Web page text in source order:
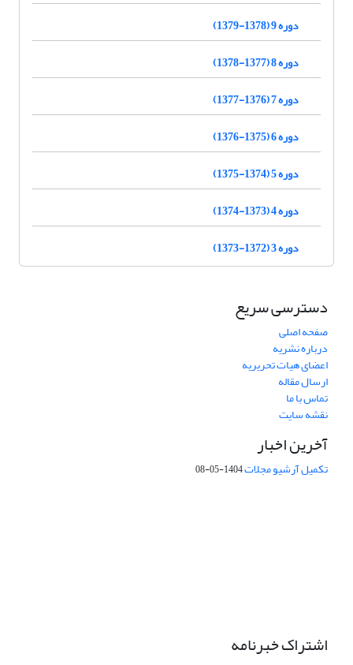
دوره 9 (1378-1379)
دوره 8 (1377-1378)
دوره 7 (1376-1377)
دوره 6 (1375-1376)
دوره 5 (1374-1375)
دوره 4 (1373-1374)
دوره 3 (1372-1373)
دسترسی سریع
صفحه اصلی
درباره نشریه
اعضای هیات تحریریه
ارسال مقاله
تماس با ما
نقشه سایت
آخرین اخبار
تکمیل آرشیو مجلات1404-05-08
اشتراک خبرنامه